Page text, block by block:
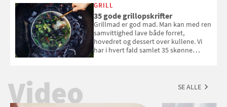
med i Samvirkes skønne vinquiz, hvor
du kan vinde 6 flasker vin fra Viña
Esmeralda. Konkurrencen slutter 1.
september 2026.
GRILL
35 gode grillopskrifter
Grillmad er god mad. Man kan med ren
samvittighed lave både forret,
hovedret og dessert over kullene. Vi
har i hvert fald samlet 35 skønne
Video SE ALLE